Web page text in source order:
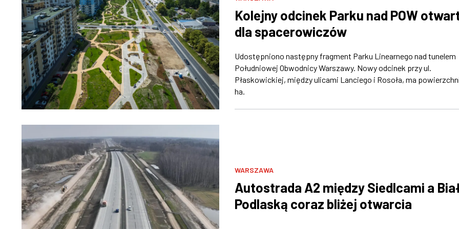
Kolejny odcinek Parku nad POW
dla spacerowiczów
Udostępniono następny fragment Parku Linearnego nad tunelem
Południowej Obwodnicy Warszawy. Nowy odcinek przy ul.
Płaskowickiej, między ulicami Lanciego i Rosoła, ma
ha.
WARSZAWA
Autostrada A2 między Siedlcami a
Podlaską coraz bliżej otwarcia